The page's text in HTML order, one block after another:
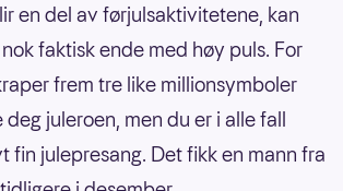
en del av førjulsaktivitetene, kan
faktisk ende med høy puls. For
frem tre like millionsymboler
juleroen, men du er i alle fall
fin julepresang. Det fikk en mann fra